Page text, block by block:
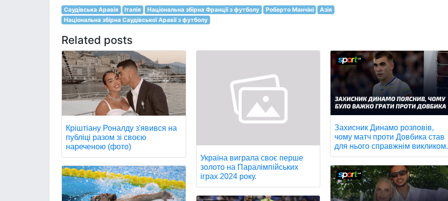
Саудівська Аравія Італія Національна збірна Франції з футболу Роберто Манчіні
Азія
Національна збірна Саудівської Аравії з футболу
Related posts
Кріштіану Роналду з'явився на
публіці разом зі своєю
нареченою (фото)
Україна виграла своє перше
золото на Паралімпійських
іграх 2024 року.
Захисник Динамо розповів,
чому матч проти Довбика став
для нього справжнім викликом.